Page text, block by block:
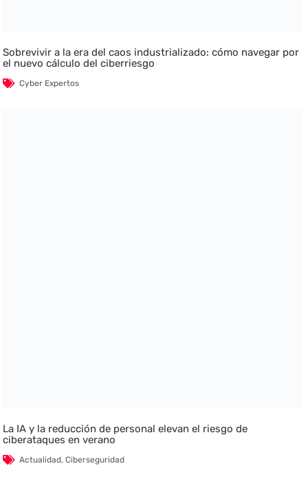
Sobrevivir a la era del caos industrializado: cómo navegar por
el nuevo cálculo del ciberriesgo
Cyber Expertos
La IA y la reducción de personal elevan el riesgo de
ciberataques en verano
Actualidad,Ciberseguridad